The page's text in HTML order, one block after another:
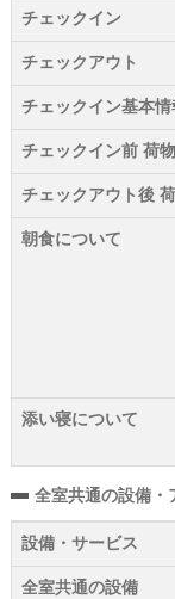
チェックイン
チェックアウト
チェックイン基本情
チェックイン前 荷
チェックアウト後
朝食について
添い寝について
全室共通の設備・
設備・サービス
全室共通の設備